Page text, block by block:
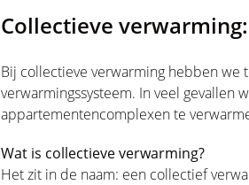
Collectieve
Bij collectieve verwarming hebben
verwarmingssysteem. In veel gevallen
appartementencomplexen te
Wat is collectieve verwarming?
Het zit in de naam: een collectief